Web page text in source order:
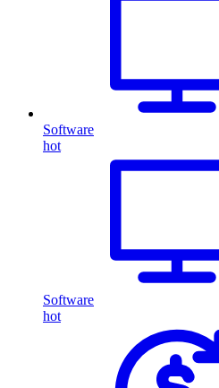
Software
hot
Software
hot